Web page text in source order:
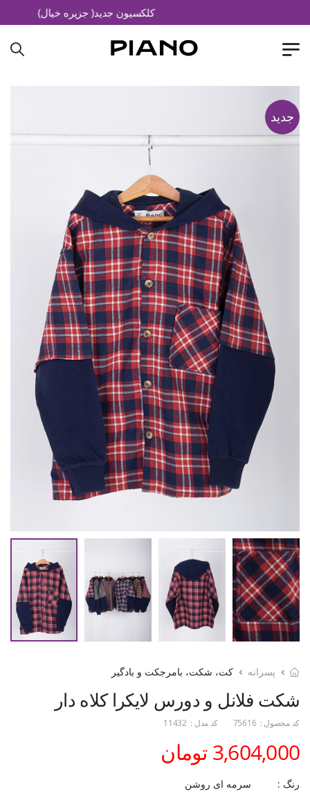
کلکسیون جدید( جزیره خیال)
جدید
پسرانه کت، شکت، بامرجکت و بادگیر
شکت فلانل و دورس لایکرا کلاه دار
کد محصول : 75616 کد مدل : 11432
3,604,000 تومان
رنگ : سرمه ای روشن